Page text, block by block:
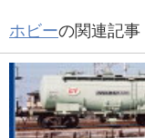
ホビーの関連記事